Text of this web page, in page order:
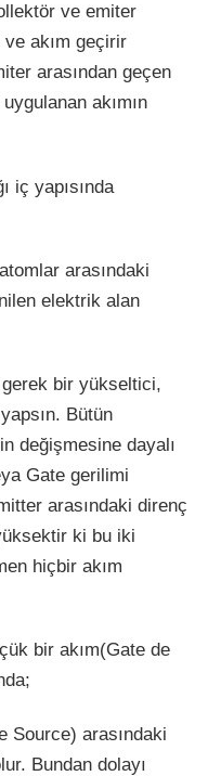
ve emiter
ve akım geçirir
arasından geçen
akımın
iç yapısında
arasındaki
elektrik alan
bir yükseltici,
Bütün
değişmesine dayalı
Gate gerilimi
arasındaki direnç
ki bu iki
hiçbir akım
bir akım(Gate de
Source) arasındaki
Bundan dolayı